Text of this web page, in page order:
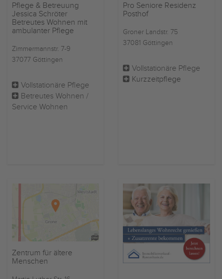
Pflege & Betreuung
Jessica Schröter
Betreutes Wohnen mit
ambulanter Pflege
Zimmermannstr. 7-9
37077 Göttingen
Vollstationäre Pflege
Betreutes Wohnen /
Service Wohnen
Pro Seniore Residenz
Posthof
Groner Landstr. 75
37081 Göttingen
Vollstationäre Pflege
Kurzzeitpflege
Zentrum für ältere
Menschen